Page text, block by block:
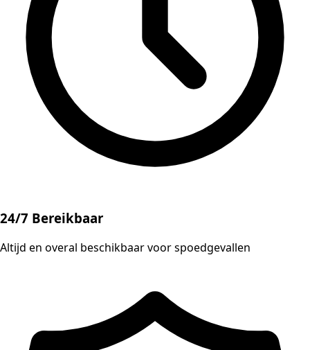
24/7 Bereikbaar
Altijd en overal beschikbaar voor spoedgevallen